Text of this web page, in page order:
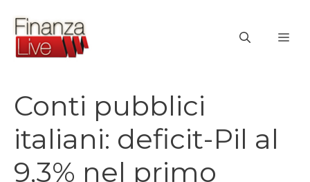
contenuto
Conti pubblici
italiani: deficit-Pil al
9,3% nel primo